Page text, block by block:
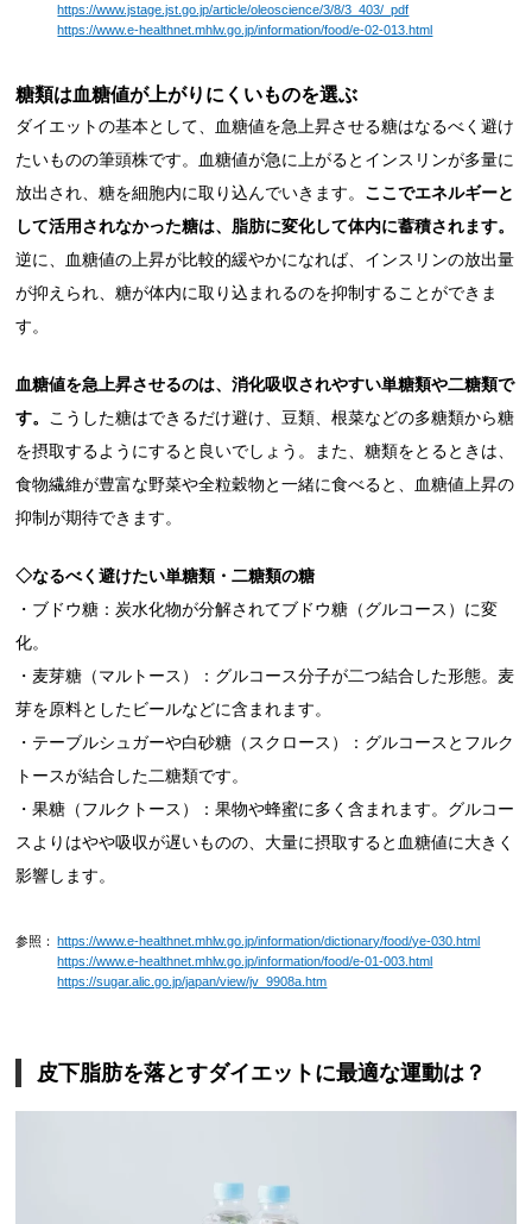
https://www.jstage.jst.go.jp/article/oleoscience/3/8/3_403/_pdf
https://www.e-healthnet.mhlw.go.jp/information/food/e-02-013.html
糖類は血糖値が上がりにくいものを選ぶ
ダイエットの基本として、血糖値を急上昇させる糖はなるべく避け
たいものの筆頭株です。血糖値が急に上がるとインスリンが多量に
放出され、糖を細胞内に取り込んでいきます。 ここでエネルギーと
して活用されなかった糖は、脂肪に変化して体内に蓄積されます。
逆に、血糖値の上昇が比較的緩やかになれば、インスリンの放出量
が抑えられ、糖が体内に取り込まれるのを抑制することができま
す。
血糖値を急上昇させるのは、消化吸収されやすい単糖類や二糖類で
す。 こうした糖はできるだけ避け、豆類、根菜などの多糖類から糖
を摂取するようにすると良いでしょう。また、糖類をとるときは、
食物繊維が豊富な野菜や全粒穀物と一緒に食べると、血糖値上昇の
抑制が期待できます。
◇なるべく避けたい単糖類・二糖類の糖
・ブドウ糖：炭水化物が分解されてブドウ糖（グルコース）に変
化。
・麦芽糖（マルトース）：グルコース分子が二つ結合した形態。麦
芽を原料としたビールなどに含まれます。
・テーブルシュガーや白砂糖（スクロース）：グルコースとフルク
トースが結合した二糖類です。
・果糖（フルクトース）：果物や蜂蜜に多く含まれます。グルコー
スよりはやや吸収が遅いものの、大量に摂取すると血糖値に大きく
影響します。
参照：
https://www.e-healthnet.mhlw.go.jp/information/dictionary/food/ye-030.html
https://www.e-healthnet.mhlw.go.jp/information/food/e-01-003.html
https://sugar.alic.go.jp/japan/view/jv_9908a.htm
皮下脂肪を落とすダイエットに最適な運動は？